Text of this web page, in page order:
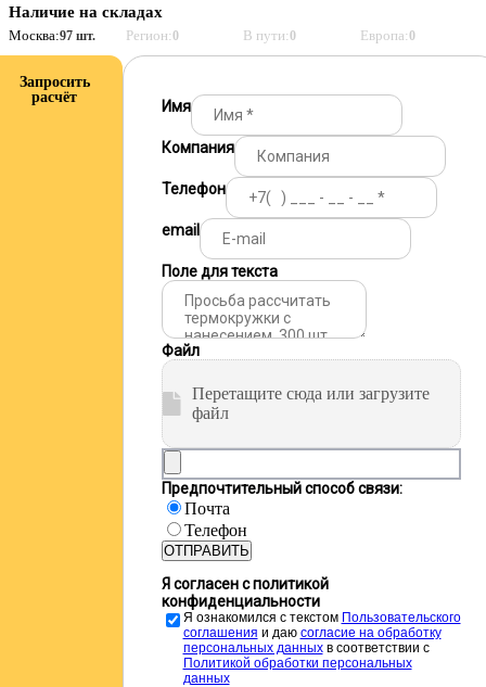
Наличие на складах
Москва:97 шт. Регион:0 В пути:0 Европа:0
Запросить
расчёт
Имя
Компания
Телефон
email
Поле для текста
Файл
Перетащите сюда или загрузите
файл
Предпочтительный способ связи:
Почта
Телефон
ОТПРАВИТЬ
Я согласен с политикой
конфиденциальности
Я ознакомился с текстом Пользовательского
соглашения и даю cогласие на обработку
персональных данныхв соответствии с
Политикой обработки персональных
данных